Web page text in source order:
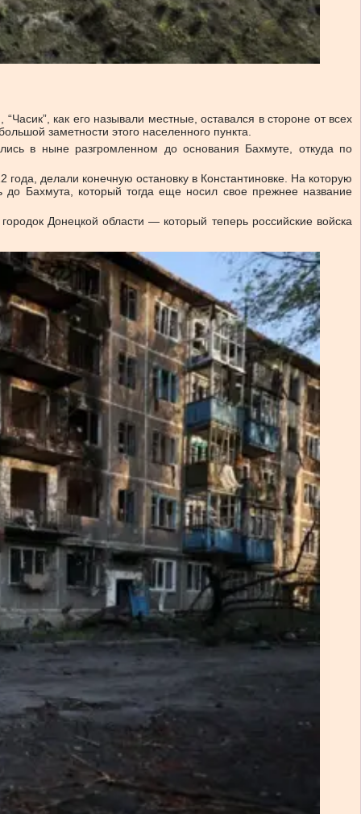
как его называли местные, оставался в стороне от всех
заметности этого населенного пункта.
в ныне разгромленном до основания Бахмуте, откуда по
делали конечную остановку в Константиновке. На которую
Бахмута, который тогда еще носил свое прежнее название
Донецкой области — который теперь российские войска